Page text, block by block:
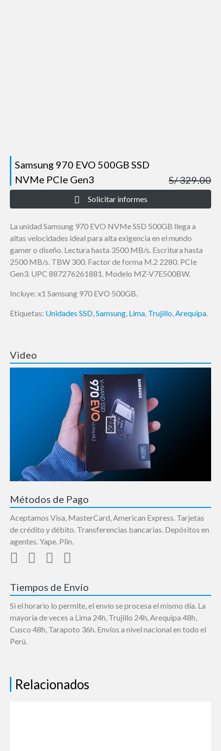
Samsung 970 EVO 500GB SSD
NVMe PCIe Gen3
S/ 329.00
Solicitar informes
La unidad Samsung 970 EVO NVMe SSD 500GB llega a
altas velocidades ideal para alta exigencia en el mundo
gamer o diseño. Lectura hasta 3500 MB/s. Escritura hasta
2500 MB/s. TBW 300. Factor de forma M.2 2280. PCIe
Gen3. UPC 887276261881. Modelo MZ-V7E500BW.
Incluye: x1 Samsung 970 EVO 500GB.
Etiquetas: Unidades SSD,Samsung, Lima, Trujillo,Arequipa.
Video
Métodos de Pago
Aceptamos Visa, MasterCard, American Express. Tarjetas
de crédito y débito. Transferencias bancarias. Depósitos en
agentes. Yape. Plin.
Tiempos de Envío
Si el horario lo permite, el envío se procesa el mismo día. La
mayoría de veces a Lima 24h, Trujillo 24h, Arequipa 48h,
Cusco 48h, Tarapoto 36h. Envíos a nivel nacional en todo el
Perú.
Relacionados